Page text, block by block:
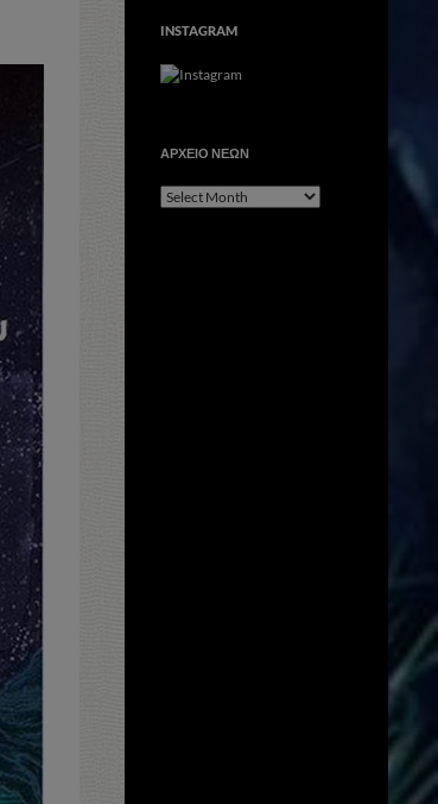
INSTAGRAM
ΑΡΧΕΙΟ ΝΕΩΝ
ΑΡΧΕΙΟ